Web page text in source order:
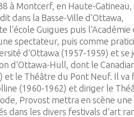
à Montcerf, en Haute-Gatineau,
dans la Basse-Ville d’Ottawa,
l’école Guigues puis
spectateur, puis comme
d’Ottawa (1957-1959) et
d’Ottawa-Hull, dont le
et le Théâtre du Pont Neuf. Il
(1960-1962) et diriger le
Provost mettra en scène
dans les divers festivals d’art